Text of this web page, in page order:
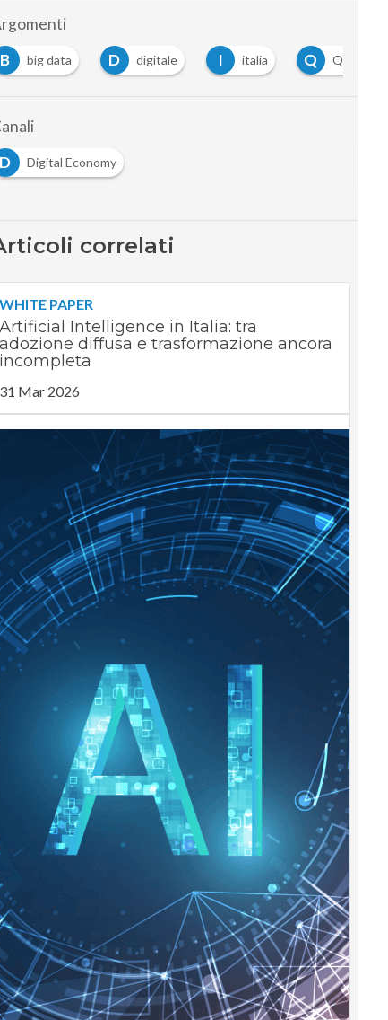
D digitale I Q Quantcast
D
Digital Economy
correlati
WHITE PAPER
Artificial Intelligence in Italia: tra
adozione diffusa e trasformazione ancora
incompleta
31 Mar 2026